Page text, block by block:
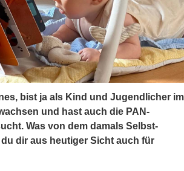
bist ja als Kind und Jugendlicher im
und hast auch die PAN-
Was von dem damals Selbst-
dir aus heutiger Sicht auch für